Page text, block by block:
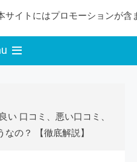
サイトにはプロモーションが含
い 口コミ、悪い口コミ、
の？ 【徹底解説】